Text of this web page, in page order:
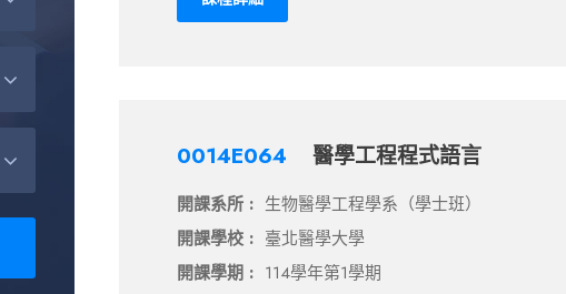
0014E064 醫學工程程式語言
開課系所 : 生物醫學工程學系（學士班）
開課學校 : 臺北醫學大學
開課學期 : 114學年第1學期